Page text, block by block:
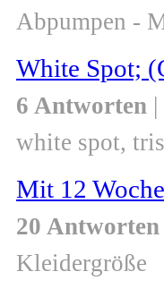
Abpumpen -
White Spot;
6 Antworten
white spot,
Mit 12
20 Antworten
Kleidergröße